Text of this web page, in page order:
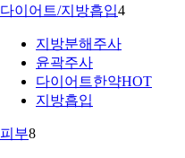
다이어트/지방흡입4
지방분해주사
윤곽주사
다이어트한약HOT
지방흡입
피부8